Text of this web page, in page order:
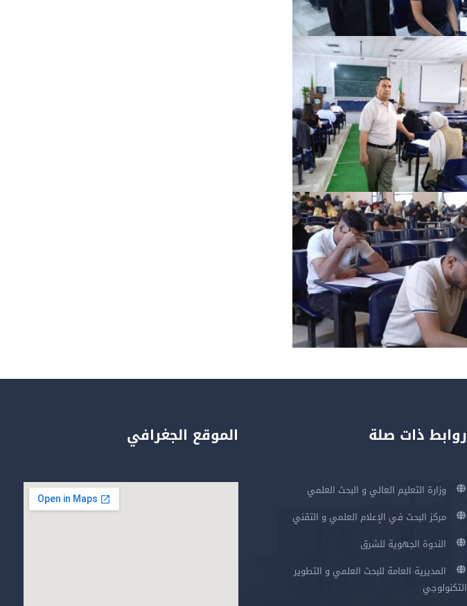
روابط ذات صلة
وزارة التعليم العالي و البحث العلمي
مركز البحث في الإعلام العلمي و التقني
الندوة الجهوية للشرق
المديرية العامة للبحث العلمي و التطوير
التكنولوجي
الموقع الجغرافي